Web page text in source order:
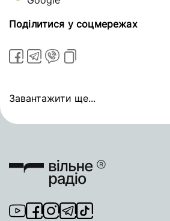
Поділитися у соцмережах
Завантажити ще...